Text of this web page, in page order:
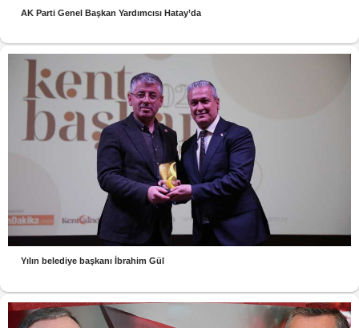
AK Parti Genel Başkan Yardımcısı Hatay’da
Yılın belediye başkanı İbrahim Gül